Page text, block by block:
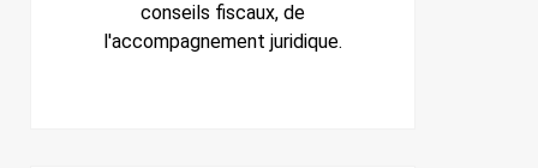
conseils fiscaux, de
l'accompagnement juridique.